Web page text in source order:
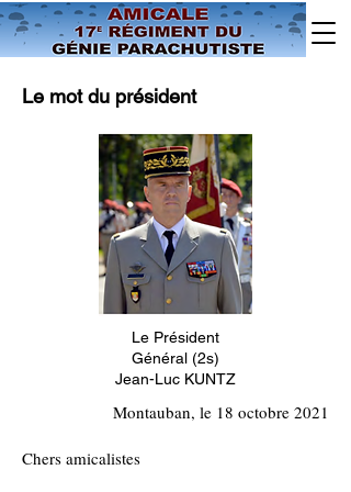
Le mot du président
Le Président
Général (2s)
Jean-Luc KUNTZ
Montauban, le 18 octobre 2021
Chers amicalistes